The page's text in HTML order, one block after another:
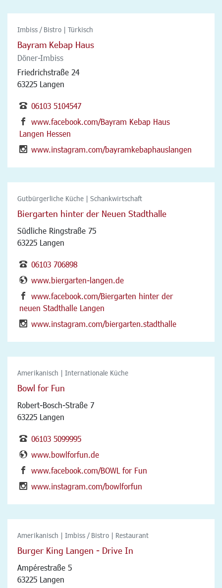
Imbiss / Bistro | Türkisch
Bayram Kebap Haus
Döner-Imbiss
Friedrichstraße 24
63225 Langen
06103 5104547
www.facebook.com/Bayram Kebap Haus
Langen Hessen
www.instagram.com/bayramkebaphauslangen
Gutbürgerliche Küche | Schankwirtschaft
Biergarten hinter der Neuen Stadthalle
Südliche Ringstraße 75
63225 Langen
06103 706898
www.biergarten-langen.de
www.facebook.com/Biergarten hinter der
neuen Stadthalle Langen
www.instagram.com/biergarten.stadthalle
Amerikanisch | Internationale Küche
Bowl for Fun
Robert-Bosch-Straße 7
63225 Langen
06103 5099995
www.bowlforfun.de
www.facebook.com/BOWL for Fun
www.instagram.com/bowlforfun
Amerikanisch | Imbiss / Bistro | Restaurant
Burger King Langen - Drive In
Ampérestraße 5
63225 Langen